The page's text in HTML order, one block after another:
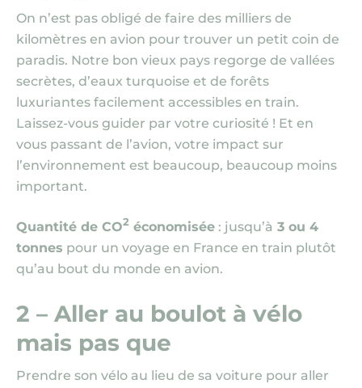
On n’est pas obligé de faire des milliers de
kilomètres en avion pour trouver un petit coin de
paradis. Notre bon vieux pays regorge de vallées
secrètes, d’eaux turquoise et de forêts
luxuriantes facilement accessibles en train.
Laissez-vous guider par votre curiosité ! Et en
vous passant de l’avion, votre impact sur
l’environnement est beaucoup, beaucoup moins
important.
Quantité de CO2 économisée : jusqu’à 3 ou 4
tonnes pour un voyage en France en train plutôt
qu’au bout du monde en avion.
2 – Aller au boulot à vélo
mais pas que
Prendre son vélo au lieu de sa voiture pour aller